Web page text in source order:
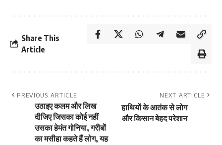
Share This
Article
PREVIOUS ARTICLE
उठाइए कलम और लिख
दीजिए जिसका कोई नहीं
उसका हेमंत गोनिया, गरीबों
का मसीहा कहते हैं लोग, यह
NEXT ARTICLE
हाथियों के आतंक से लोग
और किसान बेहद परेशान